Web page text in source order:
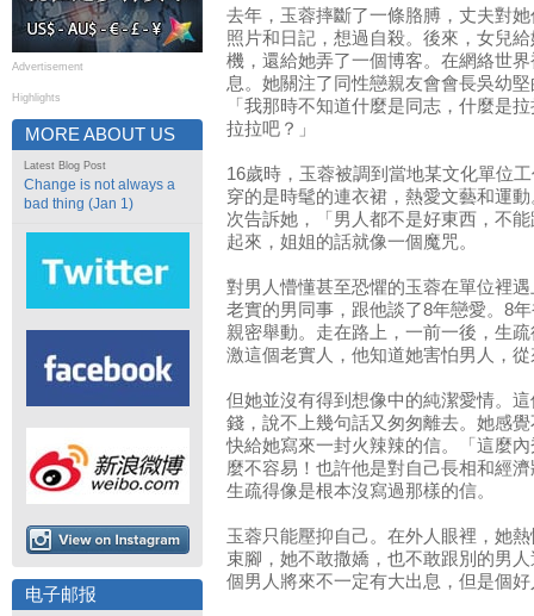
Advertisement
Highlights
MORE ABOUT US
Latest Blog Post
Change is not always a
bad thing (Jan 1)
电子邮报
去年，玉蓉摔斷了一條胳膊，丈夫對
照片和日記，想過自殺。後來，女兒
機，還給她弄了一個博客。在網絡世
息。她關注了同性戀親友會會長吳幼
「我那時不知道什麼是同志，什麼是
拉拉吧？」
16歲時，玉蓉被調到當地某文化單位
穿的是時髦的連衣裙，熱愛文藝和運
次告訴她，「男人都不是好東西，不
起來，姐姐的話就像一個魔咒。
對男人懵懂甚至恐懼的玉蓉在單位裡
老實的男同事，跟他談了8年戀愛。8
親密舉動。走在路上，一前一後，生
激這個老實人，他知道她害怕男人，
但她並沒有得到想像中的純潔愛情。
錢，說不上幾句話又匆匆離去。她感
快給她寫來一封火辣辣的信。「這麼
麼不容易！也許他是對自己長相和經
生疏得像是根本沒寫過那樣的信。
玉蓉只能壓抑自己。在外人眼裡，她
束腳，她不敢撒嬌，也不敢跟別的男
個男人將來不一定有大出息，但是個